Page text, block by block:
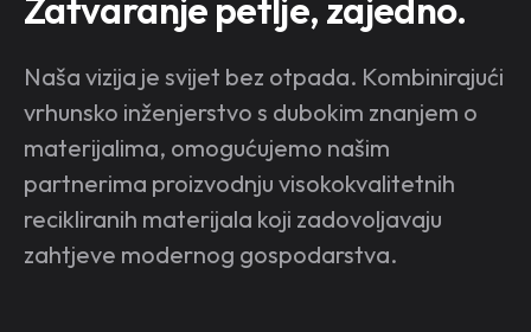
Zatvaranje petlje, zajedno.
Naša vizija je svijet bez otpada. Kombinirajući
vrhunsko inženjerstvo s dubokim znanjem o
materijalima, omogućujemo našim
partnerima proizvodnju visokokvalitetnih
recikliranih materijala koji zadovoljavaju
zahtjeve modernog gospodarstva.